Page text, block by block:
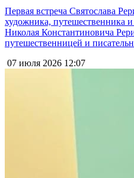
Первая встреча Святослава
художника, путешественника
Николая Константиновича
путешественницей и
07 июля 2026 12:07